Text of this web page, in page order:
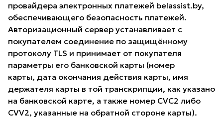
провайдера электронных платежей belassist.by,
обеспечивающего безопасность платежей.
Авторизационный сервер устанавливает с
покупателем соединение по защищённому
протоколу TLS и принимает от покупателя
параметры его банковской карты (номер
карты, дата окончания действия карты, имя
держателя карты в той транскрипции, как указано
на банковской карте, а также номер CVC2 либо
CVV2, указанные на обратной стороне карты).